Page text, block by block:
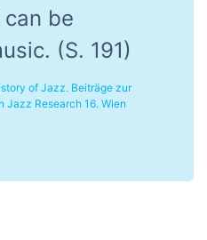
can be
(S. 191)
of Jazz. Beiträge zur
Jazz Research 16. Wien